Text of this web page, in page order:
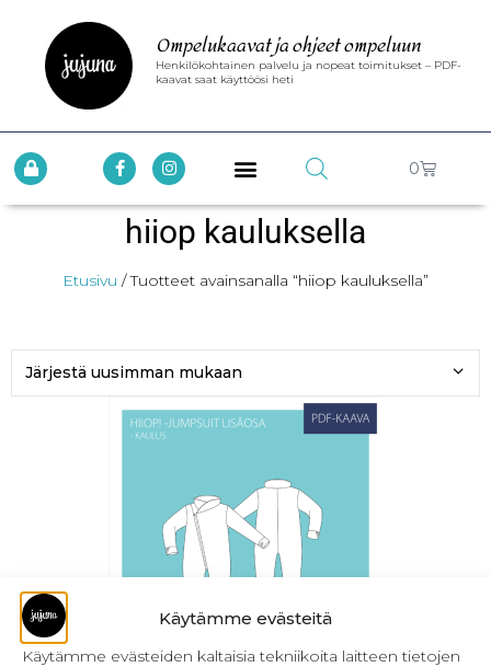
Käytämme evästeitä
Käytämme evästeiden kaltaisia tekniikoita laitteen tietojen
Ompelukaavat ja ohjeet ompeluun
Henkilökohtainen palvelu ja nopeat toimitukset – PDF-
kaavat saat käyttöösi heti
0
hiiop kauluksella
Etusivu / Tuotteet avainsanalla “hiiop kauluksella”